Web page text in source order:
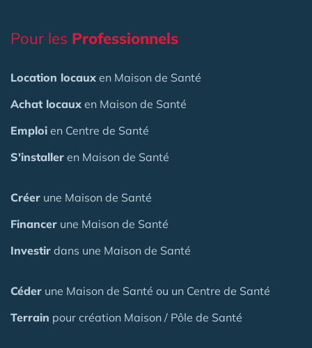
Pour les Professionnels
Location locaux en Maison de Santé
Achat locaux en Maison de Santé
Emploi en Centre de Santé
S'installer en Maison de Santé
Créer une Maison de Santé
Financer une Maison de Santé
Investir dans une Maison de Santé
Céder une Maison de Santé ou un Centre de Santé
Terrain pour création Maison / Pôle de Santé